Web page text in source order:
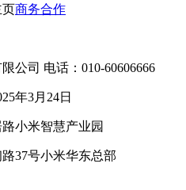
页商务合作
公司 电话：010-60606666
年3月24日
小米智慧产业园
37号小米华东总部